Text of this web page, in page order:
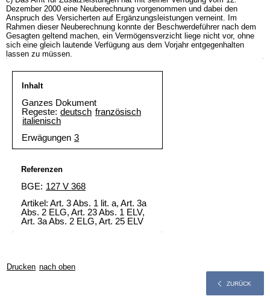
Dezember 2000 eine Neuberechnung vorgenommen und dabei den
Anspruch des Versicherten auf Ergänzungsleistungen verneint. Im
Rahmen dieser Neuberechnung konnte der Beschwerdeführer nach dem
Gesagten geltend machen, ein Vermögensverzicht liege nicht vor, ohne
sich eine gleich lautende Verfügung aus dem Vorjahr entgegenhalten
lassen zu müssen.
Inhalt
Ganzes Dokument
Regeste: deutsch französisch
italienisch
Erwägungen 3
Referenzen
BGE: 127 V 368
Artikel: Art. 3 Abs. 1 lit. a, Art. 3a
Abs. 2 ELG, Art. 23 Abs. 1 ELV,
Art. 3a Abs. 2 ELG, Art. 25 ELV
Drucken nach oben
ZURÜCK